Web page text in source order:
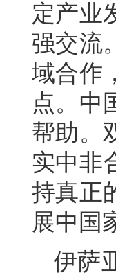
定产业
强交流
域合作
点。中
帮助。
实中非
持真正
展中国
伊萨